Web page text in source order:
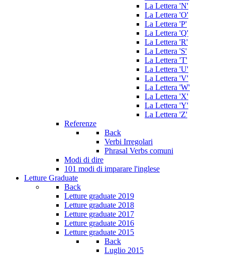
La Lettera 'N'
La Lettera 'O'
La Lettera 'P'
La Lettera 'Q'
La Lettera 'R'
La Lettera 'S'
La Lettera 'T'
La Lettera 'U'
La Lettera 'V'
La Lettera 'W'
La Lettera 'X'
La Lettera 'Y'
La Lettera 'Z'
Referenze
Back
Verbi Irregolari
Phrasal Verbs comuni
Modi di dire
101 modi di imparare l'inglese
Letture Graduate
Back
Letture graduate 2019
Letture graduate 2018
Letture graduate 2017
Letture graduate 2016
Letture graduate 2015
Back
Luglio 2015